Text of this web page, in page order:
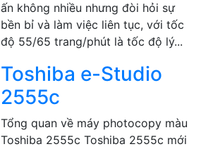
ấn không nhiều nhưng đòi hỏi sự
bền bỉ và làm việc liên tục, với tốc
độ 55/65 trang/phút là tốc độ lý...
Toshiba e-Studio
2555c
Tổng quan về máy photocopy màu
Toshiba 2555c Toshiba 2555c mới